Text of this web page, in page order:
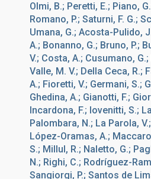
Olmi, B.; Peretti, E.; Piano,
Romano, P.; Saturni, F. G.;
Umana, G.; Acosta-Pulido,
A.; Bonanno, G.; Bruno, P.;
V.; Costa, A.; Cusumano,
Valle, M. V.; Della Ceca, R.;
A.; Fioretti, V.; Germani, S.;
Ghedina, A.; Gianotti, F.;
Incardona, F.; Iovenitti, S.;
Palombara, N.; La Parola,
López-Oramas, A.;
S.; Millul, R.; Naletto, G.;
N.; Righi, C.; Rodríguez-
Sangiorgi, P.; Santos de